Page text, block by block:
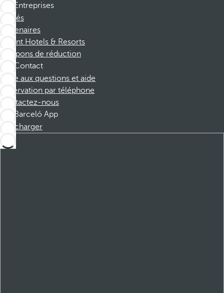
Entreprises
Affiliés
Partenaires
Dorint Hotels & Resorts
Coupons de réduction
Contact
Foire aux questions et aide
Réservation par téléphone
Contactez-nous
Barceló App
Télécharger